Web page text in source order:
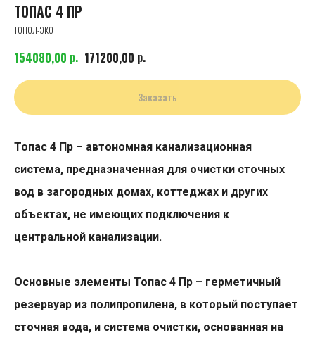
ТОПАС 4 ПР
ТОПОЛ-ЭКО
154080,00 р. 171200,00р.
Заказать
Топас 4 Пр – автономная канализационная
система, предназначенная для очистки сточных
вод в загородных домах, коттеджах и других
объектах, не имеющих подключения к
центральной канализации.
Основные элементы Топас 4 Пр – герметичный
резервуар из полипропилена, в который поступает
сточная вода, и система очистки, основанная на